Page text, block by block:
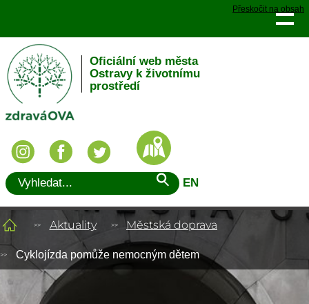
Přeskočit na obsah
Oficiální web města
Ostravy k životnímu
prostředí
EN
Aktuality Městská doprava
Cyklojízda pomůže nemocným dětem